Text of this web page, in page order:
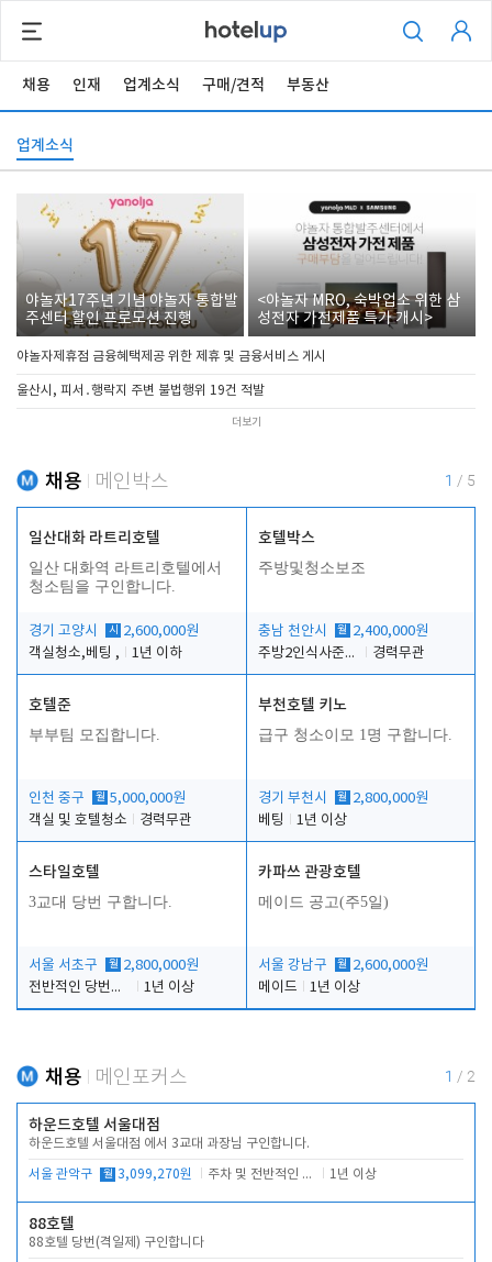
채용 인재 업계소식 구매/견적 부동산
업계소식
야놀자17주년 기념 야놀자 통합발
주센터 할인 프로모션 진행
<야놀자 MRO, 숙박업소 위한 삼
성전자 가전제품 특가 개시>
야놀자제휴점 금융혜택제공 위한 제휴 및 금융서비스 게시
울산시, 피서․행락지 주변 불법행위 19건 적발
더보기
채용 메인박스 1 / 5
일산대화 라트리호텔
일산 대화역 라트리호텔에서
청소팀을 구인합니다.
경기 고양시 시
2,600,000원
객실청소,베팅 ,
1년 이하
호텔박스
주방및청소보조
충남 천안시 월 2,400,000원
주방2인식사준비및청소린렌보조
경력무관
호텔준
부부팀 모집합니다.
인천 중구 월 5,000,000원
객실 및 호텔청소
경력무관
부천호텔 키노
급구 청소이모 1명 구합니다.
경기 부천시 월 2,800,000원
베팅
1년 이상
스타일호텔
3교대 당번 구합니다.
서울 서초구 월 2,800,000원
전반적인 당번업무
1년 이상
카파쓰 관광호텔
메이드 공고(주5일)
서울 강남구 월 2,600,000원
메이드
1년 이상
채용 메인포커스 1 / 2
하운드호텔 서울대점
하운드호텔 서울대점 에서 3교대 과장님 구인합니다.
서울 관악구 월 3,099,270원 주차 및 전반적인 당번업무 1년 이상
88호텔
88호텔 당번(격일제) 구인합니다